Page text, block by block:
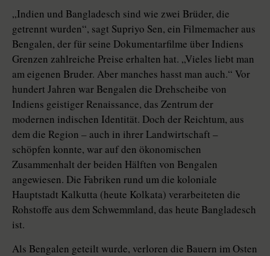
„Indien und Bangladesch sind wie zwei Brüder, die
getrennt wurden“, sagt Supriyo Sen, ein Filmemacher aus
Bengalen, der für seine Dokumentarfilme über Indiens
Grenzen zahlreiche Preise erhalten hat. „Vieles liebt man
am eigenen Bruder. Aber manches hasst man auch.“ Vor
hundert Jahren war Bengalen die Drehscheibe von
Indiens geistiger Renaissance, das Zentrum der
modernen indischen Identität. Doch der Reichtum, aus
dem die Region – auch in ihrer Landwirtschaft –
schöpfen konnte, war auf den ökonomischen
Zusammenhalt der beiden Hälften von Bengalen
angewiesen. Die Fabriken rund um die koloniale
Hauptstadt Kalkutta (heute Kolkata) verarbeiteten die
Rohstoffe aus dem Schwemmland, das heute Bangladesch
ist.
Als Bengalen geteilt wurde, verloren die Bauern im Osten